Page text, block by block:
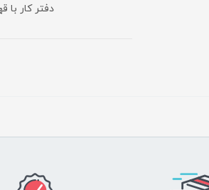
دفتر کار با